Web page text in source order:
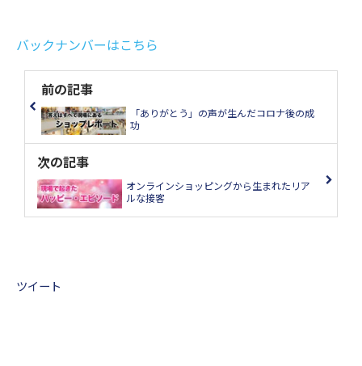
バックナンバーはこちら
前の記事
「ありがとう」の声が生んだコロナ後の成
功
次の記事
オンラインショッピングから生まれたリア
ルな接客
ツイート